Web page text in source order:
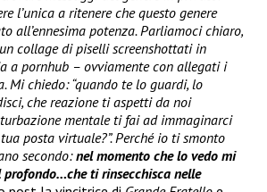
l’unica a ritenere che questo genere
all’ennesima potenza. Parliamoci chiaro,
collage di piselli screenshottati in
a pornhub – ovviamente con allegati i
Mi chiedo: “quando te lo guardi, lo
che reazione ti aspetti da noi
mentale ti fai ad immaginarci
posta virtuale?”. Perché io ti smonto
secondo:nel momento che lo vedo mi
profondo…che ti rinsecchisca nelle